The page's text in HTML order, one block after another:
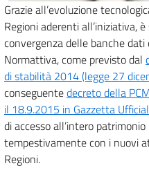
Grazie all’evoluzione
Regioni aderenti all’iniziativa,
convergenza delle banche
Normattiva, come previsto dal
di stabilità 2014 (legge 27
conseguentedecreto della
il 18.9.2015 in Gazzetta
di accesso all’intero
tempestivamente con i nuovi
Regioni.